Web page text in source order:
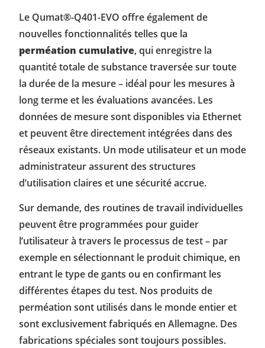
Le Qumat®-Q401-EVO offre également de
nouvelles fonctionnalités telles que la
perméation cumulative, qui enregistre la
quantité totale de substance traversée sur toute
la durée de la mesure – idéal pour les mesures à
long terme et les évaluations avancées. Les
données de mesure sont disponibles via Ethernet
et peuvent être directement intégrées dans des
réseaux existants. Un mode utilisateur et un mode
administrateur assurent des structures
d’utilisation claires et une sécurité accrue.
Sur demande, des routines de travail individuelles
peuvent être programmées pour guider
l’utilisateur à travers le processus de test – par
exemple en sélectionnant le produit chimique, en
entrant le type de gants ou en confirmant les
différentes étapes du test. Nos produits de
perméation sont utilisés dans le monde entier et
sont exclusivement fabriqués en Allemagne. Des
fabrications spéciales sont toujours possibles.